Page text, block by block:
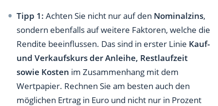
Tipp 1:Achten Sie nicht nur auf den Nominalzins,
sondern ebenfalls auf weitere Faktoren, welche die
Rendite beeinflussen. Das sind in erster Linie Kauf-
und Verkaufskurs der Anleihe, Restlaufzeit
sowie Kosten im Zusammenhang mit dem
Wertpapier. Rechnen Sie am besten auch den
möglichen Ertrag in Euro und nicht nur in Prozent